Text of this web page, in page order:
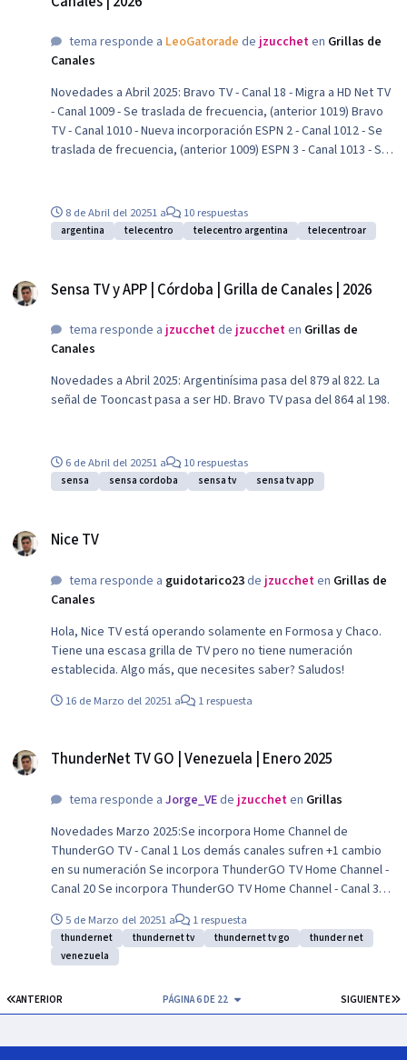
tema responde a LeoGatorade de jzuccheten Grillas de
Canales
Novedades a Abril 2025: Bravo TV - Canal 18 - Migra a HD Net TV
- Canal 1009 - Se traslada de frecuencia, (anterior 1019) Bravo
TV - Canal 1010 - Nueva incorporación ESPN 2 - Canal 1012 - Se
traslada de frecuencia, (anterior 1009) ESPN 3 - Canal 1013 - Se
Se traslada de frecuencia, (anterior 1013) FOX Sports 2 - Canal
1016 - Se traslada de frecuencia, (anterior 1014) FOX Sports 3 -
Canal 1017 - Se traslada de frecuencia, (anterior 1015) TyC
ESPN Premium - Canal 1019 - Se traslada de frecuencia,
(anterior 1017) TNT Sports Premium - Canal 1020 - Se traslada
de frecuencia, (anterior 1018) HBO 2 - Canal 1053 - Nuevo
ingreso HBO+ - Canal 1054 - Nuevo ingreso HBO POP - Canal
HBO Mundi - Canal 1057 - Nuevo ingreso.
8 de Abril del 20251 a 10 respuestas
argentina telecentro telecentro argentina telecentroar
Sensa TV y APP | Córdoba | Grilla de Canales | 2026
tema responde ajzucchetdejzuccheten Grillas de
Canales
Novedades a Abril 2025: Argentinísima pasa del 879 al 822. La
señal de Tooncast pasa a ser HD. Bravo TV pasa del 864 al 198.
6 de Abril del 20251 a 10 respuestas
sensa sensa cordoba sensa tv sensa tv app
Nice TV
tema responde a guidotarico23de jzuccheten Grillas de
Canales
Hola, Nice TV está operando solamente en Formosa y Chaco.
Tiene una escasa grilla de TV pero no tiene numeración
establecida. Algo más, que necesites saber? Saludos!
16 de Marzo del 20251 a 1 respuesta
ThunderNet TV GO | Venezuela | Enero 2025
tema responde a Jorge_VEde jzuccheten Grillas
Novedades Marzo 2025:Se incorpora Home Channel de
ThunderGO TV - Canal 1 Los demás canales sufren +1 cambio
en su numeración Se incorpora ThunderGO TV Home Channel -
Canal 20 Se incorpora ThunderGO TV Home Channel - Canal 36
traslada Movie Fe a la categoría Cine & Series Se incorpora
Cocina Familiar en estás últimas novedades Se incorpora
ThunderGO TV Home Channel - Canal 103 ID pasa a la categoría
incorpora ThunderGO TV Home Channel - Canal 129 Sale
5 de Marzo del 20251 a 1 respuesta
thundernet thundernet tv thundernet tv go
thunder net
venezuela
PRIMERA PÁGINA
ANTERIOR SIGUIENTE
PÁGINA 6 DE 22